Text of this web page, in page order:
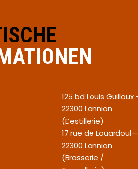
125 bd Louis Guilloux
22300 Lannion
(Destillerie)
17 rue de Louardoul—
22300 Lannion
(Brasserie /